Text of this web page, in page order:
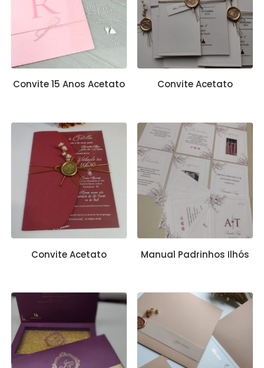
Convite 15 Anos Acetato Convite Acetato
Convite Acetato Manual Padrinhos Ilhós